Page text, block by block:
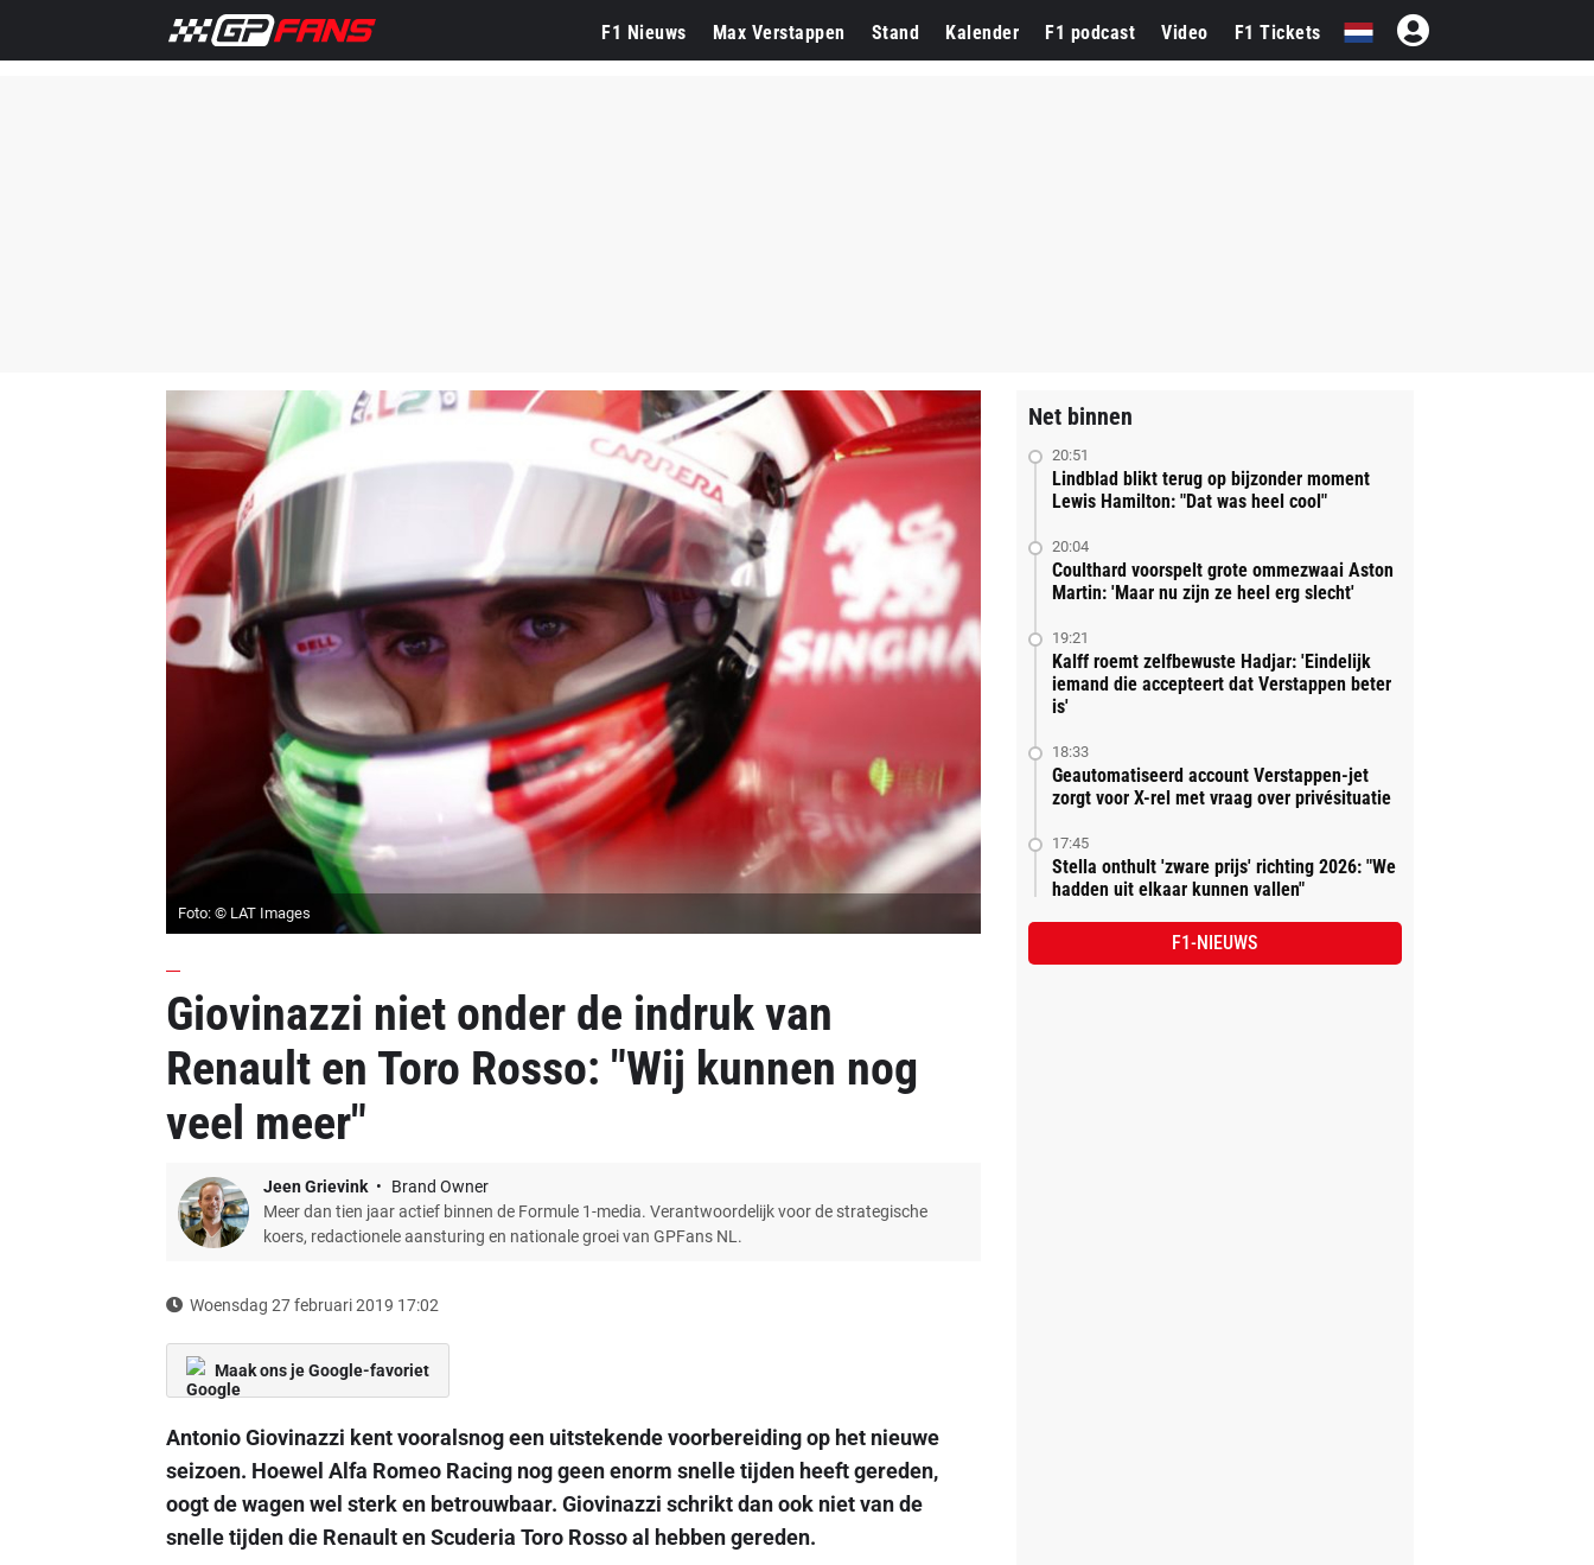
F1 Nieuws Max Verstappen Stand Kalender F1 podcast Video F1 Tickets
Foto: © LAT Images
Giovinazzi niet onder de indruk van
Renault en Toro Rosso: "Wij kunnen nog
veel meer"
Jeen Grievink
Brand Owner
Meer dan tien jaar actief binnen de Formule 1-media. Verantwoordelijk voor de strategische
koers, redactionele aansturing en nationale groei van GPFans NL.
Woensdag 27 februari 2019 17:02
Maak ons je Google-favoriet
Antonio Giovinazzi kent vooralsnog een uitstekende voorbereiding op het nieuwe
seizoen. Hoewel Alfa Romeo Racing nog geen enorm snelle tijden heeft gereden,
oogt de wagen wel sterk en betrouwbaar. Giovinazzi schrikt dan ook niet van de
snelle tijden die Renault en Scuderia Toro Rosso al hebben gereden.
Net binnen
20:51
Lindblad blikt terug op bijzonder moment
Lewis Hamilton: "Dat was heel cool"
20:04
Coulthard voorspelt grote ommezwaai Aston
Martin: 'Maar nu zijn ze heel erg slecht'
19:21
Kalff roemt zelfbewuste Hadjar: 'Eindelijk
iemand die accepteert dat Verstappen beter
is'
18:33
Geautomatiseerd account Verstappen-jet
zorgt voor X-rel met vraag over privésituatie
17:45
Stella onthult 'zware prijs' richting 2026: "We
hadden uit elkaar kunnen vallen"
F1-NIEUWS